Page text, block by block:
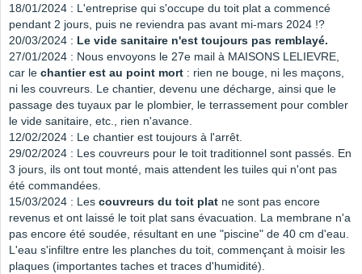
18/01/2024 : L'entreprise qui s'occupe du toit plat a commencé
pendant 2 jours, puis ne reviendra pas avant mi-mars 2024 !?
20/03/2024 : Le vide sanitaire n'est toujours pas remblayé.
27/01/2024 : Nous envoyons le 27e mail à MAISONS LELIEVRE,
car le chantier est au point mort : rien ne bouge, ni les maçons,
ni les couvreurs. Le chantier, devenu une décharge, ainsi que le
passage des tuyaux par le plombier, le terrassement pour combler
le vide sanitaire, etc., rien n'avance.
12/02/2024 : Le chantier est toujours à l'arrêt.
29/02/2024 : Les couvreurs pour le toit traditionnel sont passés. En
3 jours, ils ont tout monté, mais attendent les tuiles qui n'ont pas
été commandées.
15/03/2024 : Les couvreurs du toit plat ne sont pas encore
revenus et ont laissé le toit plat sans évacuation. La membrane n'a
pas encore été soudée, résultant en une "piscine" de 40 cm d'eau.
L'eau s'infiltre entre les planches du toit, commençant à moisir les
plaques (importantes taches et traces d'humidité).